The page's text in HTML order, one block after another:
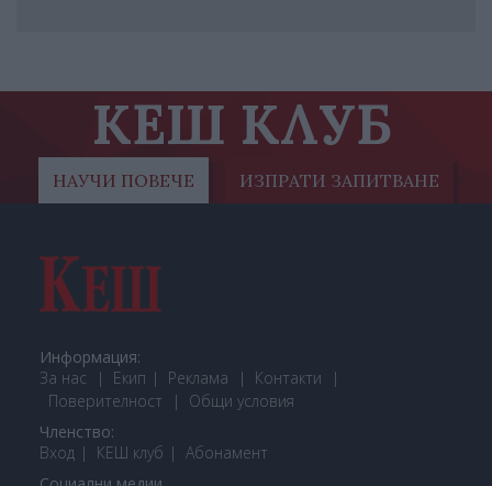
КЕШ КЛУБ
НАУЧИ ПОВЕЧЕ ИЗПРАТИ ЗАПИТВАНЕ
Информация:
За нас
Екип Реклама
Контакти
Поверителност
Общи условия
Членство:
Вход
КЕШ клуб Абонамент